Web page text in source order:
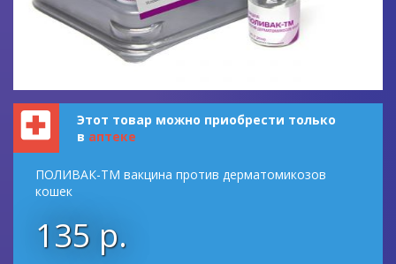
Этот товар можно приобрести только
в аптеке
ПОЛИВАК-ТМ вакцина против дерматомикозов
кошек
135 р.